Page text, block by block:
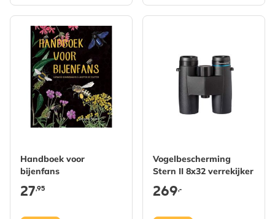
Handboek voor
bijenfans
27,95
Vogelbescherming
Stern II 8x32 verrekijker
269,-